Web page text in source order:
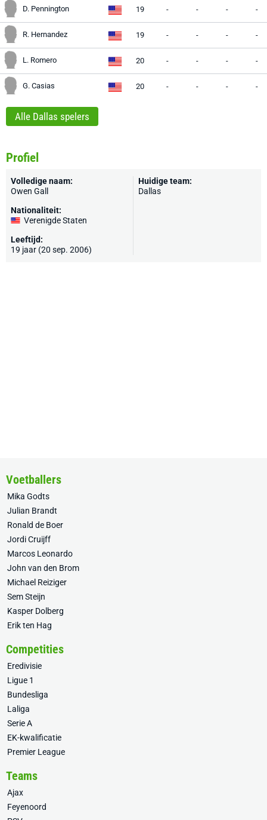
D. Pennington 19 - - - -
R. Hernandez 19 - - - -
L. Romero 20 - - - -
G. Casias 20 - - - -
Alle Dallas spelers
Profiel
Volledige naam:
Owen Gall
Nationaliteit:
Verenigde Staten
Leeftijd:
19 jaar (20 sep. 2006)
Huidige team:
Dallas
Voetballers
Mika Godts
Julian Brandt
Ronald de Boer
Jordi Cruijff
Marcos Leonardo
John van den Brom
Michael Reiziger
Sem Steijn
Kasper Dolberg
Erik ten Hag
Competities
Eredivisie
Ligue 1
Bundesliga
Laliga
Serie A
EK-kwalificatie
Premier League
Teams
Ajax
Feyenoord